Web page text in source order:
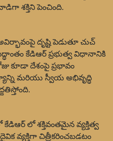
శక్తిని పెంచింది.
దృష్టి పెడుతూ చుచ్
కేడిఆర్ ప్రభుత్వ విధానానికి
కూడా దేశంపై ప్రభావం
మరియు స్వీయ అభివృద్ధి
లో శక్తివంతమైన వ్యక్తిత్వ
వ్యక్తిగా చిత్రీకరించబడటం